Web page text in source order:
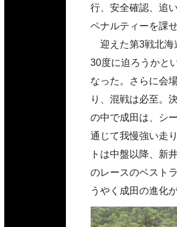
行、安全確認、追
ペナルティーを課
迎えた第3戦北海
30度に迫ろうかと
なった。さらに会
り、混戦は必至。
の中で成田は、シ
通じて我慢強い走
トは中盤以降、新
のレースのベスト
うやく成田の進化